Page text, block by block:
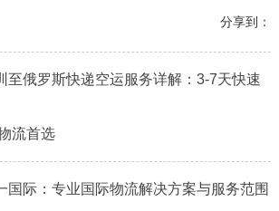
分享到：
至俄罗斯快递空运服务详解：3-7天快速
流首选
国际：专业国际物流解决方案与服务范围